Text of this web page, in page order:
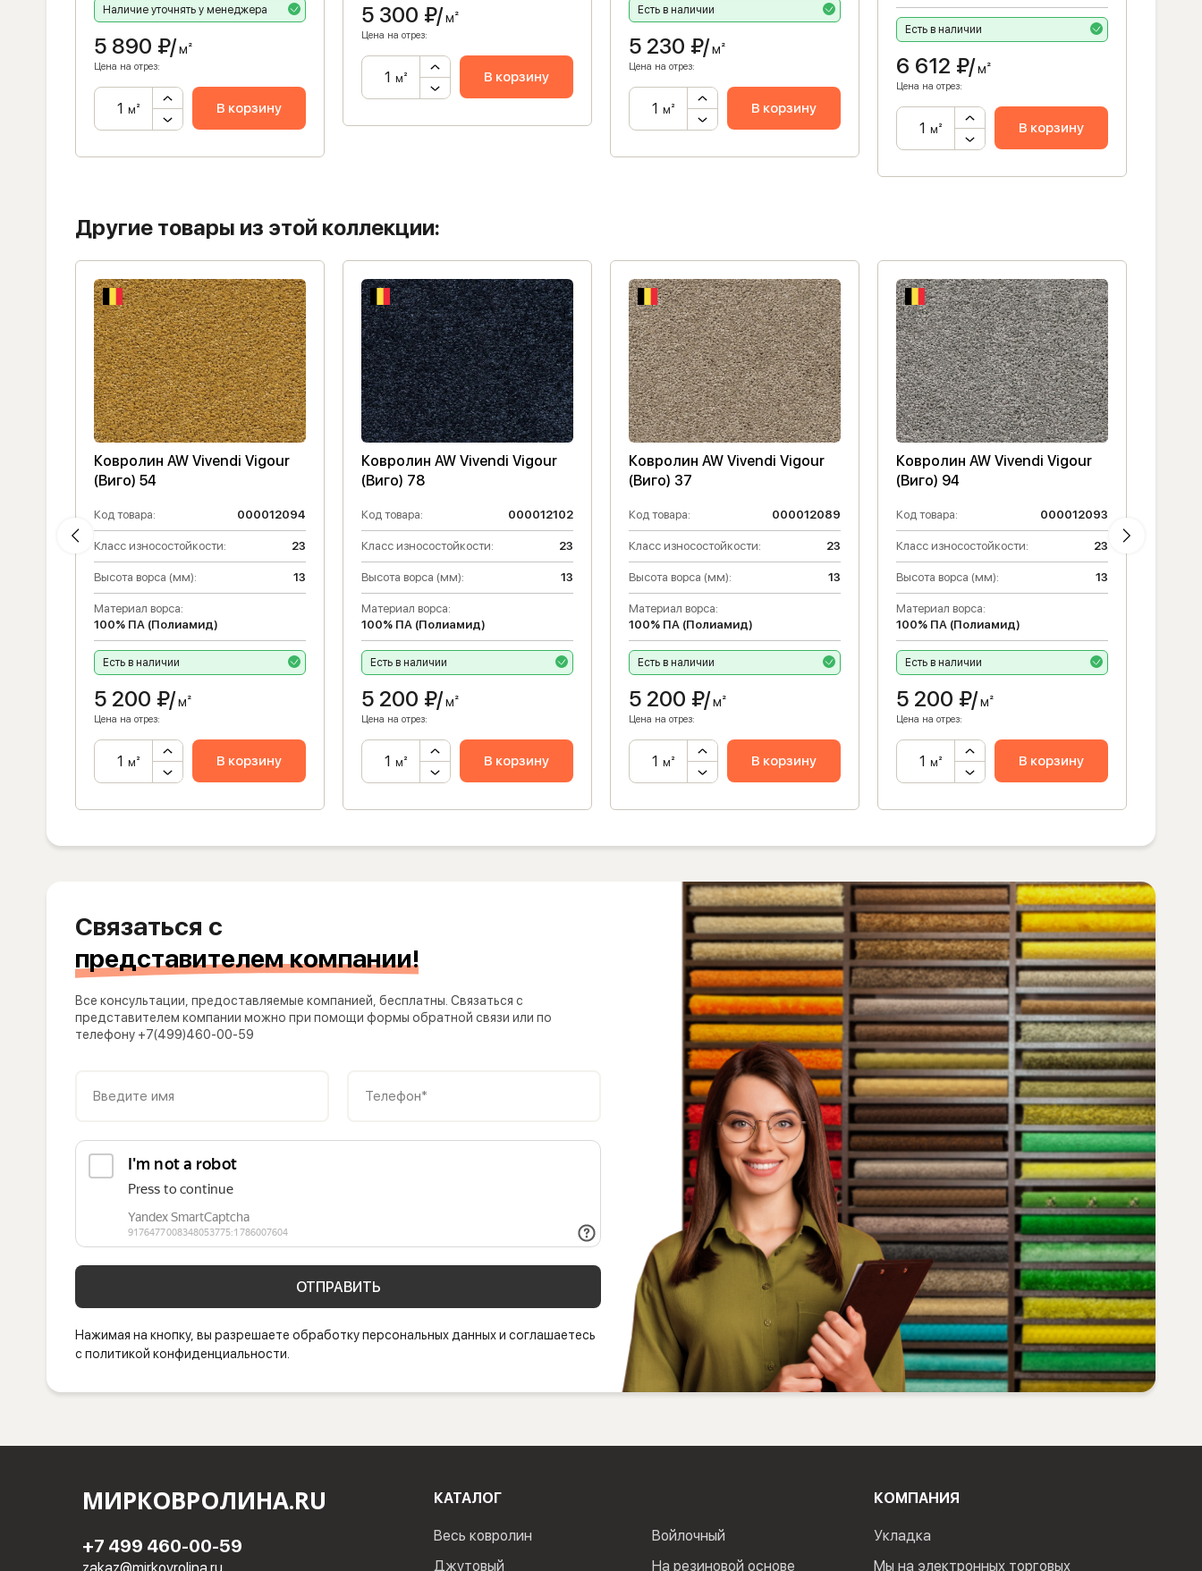
Наличие уточнять у менеджера
5 890 ₽/м²
Цена на отрез:
м² В корзину
5 300 ₽/м²
Цена на отрез:
м² В корзину
Есть в наличии
5 230 ₽/м²
Цена на отрез:
м² В корзину
Есть в наличии
6 612 ₽/м²
Цена на отрез:
м² В корзину
Другие товары из этой коллекции:
Ковролин AW Vivendi Vigour
(Виго) 54
Код товара: 000012094
Класс износостойкости: 23
Высота ворса (мм): 13
Материал ворса:
100% ПА (Полиамид)
Есть в наличии
5 200 ₽/м²
Цена на отрез:
м² В корзину
Ковролин AW Vivendi Vigour
(Виго) 78
Код товара: 000012102
Класс износостойкости: 23
Высота ворса (мм): 13
Материал ворса:
100% ПА (Полиамид)
Есть в наличии
5 200 ₽/м²
Цена на отрез:
м² В корзину
Ковролин AW Vivendi Vigour
(Виго) 37
Код товара: 000012089
Класс износостойкости: 23
Высота ворса (мм): 13
Материал ворса:
100% ПА (Полиамид)
Есть в наличии
5 200 ₽/м²
Цена на отрез:
м² В корзину
Ковролин AW Vivendi Vigour
(Виго) 94
Код товара: 000012093
Класс износостойкости: 23
Высота ворса (мм): 13
Материал ворса:
100% ПА (Полиамид)
Есть в наличии
5 200 ₽/м²
Цена на отрез:
м² В корзину
Связаться с
представителем компании!
Все консультации, предоставляемые компанией, бесплатны. Связаться с
представителем компании можно при помощи формы обратной связи или по
телефону +7(499)460-00-59
Введите имя Телефон*
ОТПРАВИТЬ
Нажимая на кнопку, вы разрешаете обработку персональных данных и соглашаетесь
с политикой конфиденциальности.
МИРКОВРОЛИНА.RU
+7 499 460-00-59
КАТАЛОГ
Весь ковролин
Джутовый
Войлочный
На резиновой основе
КОМПАНИЯ
Укладка
Мы на электронных торговых